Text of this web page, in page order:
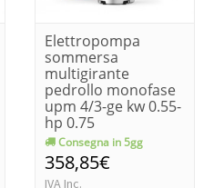
Elettropompa
sommersa
multigirante
pedrollo monofase
upm 4/3-ge kw 0.55-
hp 0.75
Consegna in 5gg
358,85€
IVA Inc.